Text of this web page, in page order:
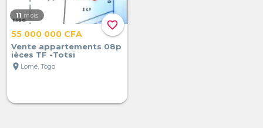
favorite_border
11 mois
55 000 000 CFA
Vente appartements 08p
ièces TF -Totsi
location_on Lomé, Togo